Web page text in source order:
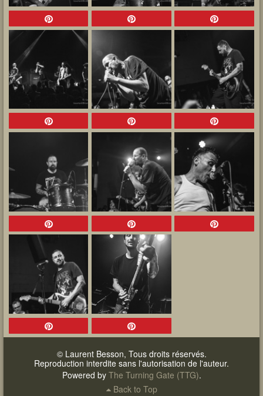
© Laurent Besson, Tous droits réservés.
Reproduction interdite sans l'autorisation de l'auteur.
Powered by The Turning Gate (TTG).
Back to Top